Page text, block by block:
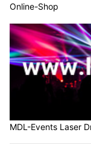
Online-Shop
MDL-Events Laser